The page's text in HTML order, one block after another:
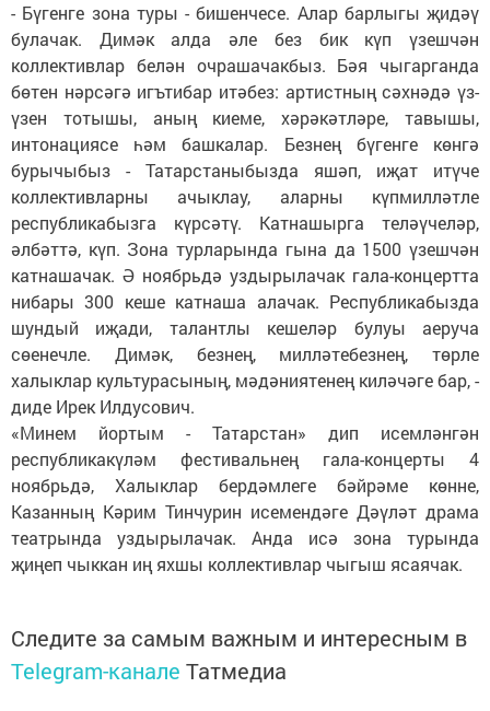
- Бүгенге зона туры - бишенчесе. Алар барлыгы җидәү
булачак. Димәк алда әле без бик күп үзешчән
коллективлар белән очрашачакбыз. Бәя чыгарганда
бөтен нәрсәгә игътибар итәбез: артистның сәхнәдә үз-
үзен тотышы, аның киеме, хәрәкәтләре, тавышы,
интонациясе һәм башкалар. Безнең бүгенге көнгә
бурычыбыз - Татарстаныбызда яшәп, иҗат итүче
коллективларны ачыклау, аларны күпмилләтле
республикабызга күрсәтү. Катнашырга теләүчеләр,
әлбәттә, күп. Зона турларында гына да 1500 үзешчән
катнашачак. Ә ноябрьдә уздырылачак гала-концертта
нибары 300 кеше катнаша алачак. Республикабызда
шундый иҗади, талантлы кешеләр булуы аеруча
сөенечле. Димәк, безнең, милләтебезнең, төрле
халыклар культурасының, мәдәниятенең киләчәге бар, -
диде Ирек Илдусович.
«Минем йортым - Татарстан» дип исемләнгән
республикакүләм фестивальнең гала-концерты 4
ноябрьдә, Халыклар бердәмлеге бәйрәме көнне,
Казанның Кәрим Тинчурин исемендәге Дәүләт драма
театрында уздырылачак. Анда исә зона турында
җиңеп чыккан иң яхшы коллективлар чыгыш ясаячак.
Следите за самым важным и интересным в
Telegram-канале Татмедиа